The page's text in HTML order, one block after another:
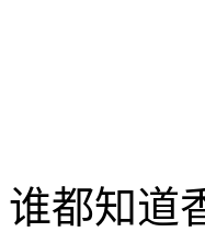
谁都知道